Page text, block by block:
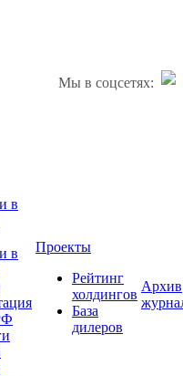
Мы в соцсетях:
в
в
Проекты
Рейтинг
холдингов
База
дилеров
Архив